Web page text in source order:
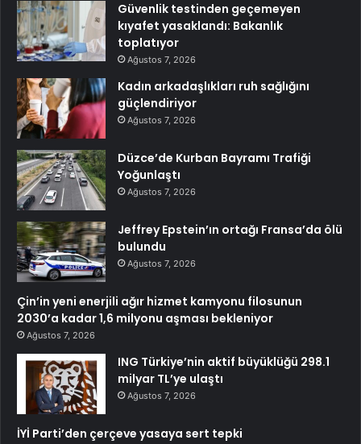
Güvenlik testinden geçemeyen
kıyafet yasaklandı: Bakanlık
toplatıyor
Ağustos 7, 2026
Kadın arkadaşlıkları ruh sağlığını
güçlendiriyor
Ağustos 7, 2026
Düzce’de Kurban Bayramı Trafiği
Yoğunlaştı
Ağustos 7, 2026
Jeffrey Epstein’ın ortağı Fransa’da ölü
bulundu
Ağustos 7, 2026
Çin’in yeni enerjili ağır hizmet kamyonu filosunun
2030’a kadar 1,6 milyonu aşması bekleniyor
Ağustos 7, 2026
ING Türkiye’nin aktif büyüklüğü 298.1
milyar TL’ye ulaştı
Ağustos 7, 2026
İYİ Parti’den çerçeve yasaya sert tepki